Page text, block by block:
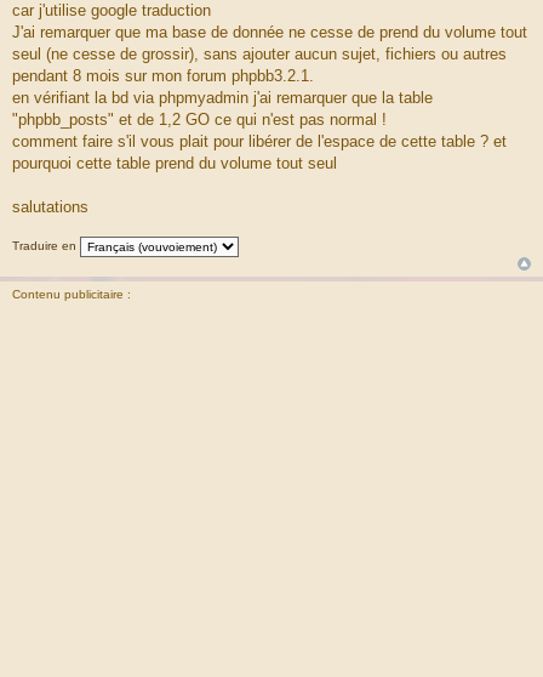
car j'utilise google traduction
J'ai remarquer que ma base de donnée ne cesse de prend du volume tout
seul (ne cesse de grossir), sans ajouter aucun sujet, fichiers ou autres
pendant 8 mois sur mon forum phpbb3.2.1.
en vérifiant la bd via phpmyadmin j'ai remarquer que la table
"phpbb_posts" et de 1,2 GO ce qui n'est pas normal !
comment faire s'il vous plait pour libérer de l'espace de cette table ? et
pourquoi cette table prend du volume tout seul
salutations
Traduire en
Contenu publicitaire :